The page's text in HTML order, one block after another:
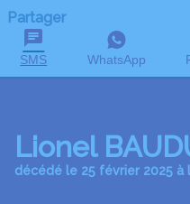
Partager
SMS WhatsApp
Lionel
décédé le 25 février 2025 à